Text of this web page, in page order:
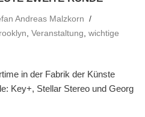
Andreas Malzkorn
, Veranstaltung, wichtige
in der Fabrik der Künste
Key+, Stellar Stereo und Georg